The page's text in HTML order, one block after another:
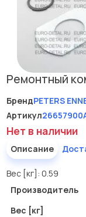
Ремонтный
БрендPETERS
Артикул
Нет в наличии
Описание
Вес [кг]: 0.59
Производитель
Вес [кг]